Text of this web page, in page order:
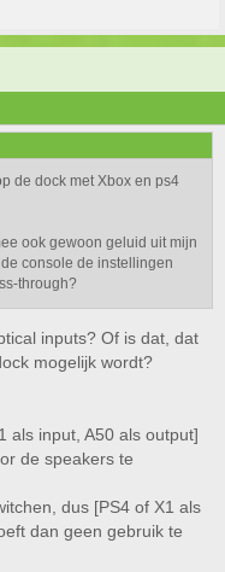
dit is slecht voor de
je het geluid niet via de
je ook gewoon de
als output. Zolang je
op de PS4, optical, hoef je
nu aantrekkelijk geprijst
met een microUSB kabel
en deze heeft geen
'standen' waar deze
zijn, wel goede standen
daar niet nodig.
het zo zie..
dolby-xbox-one
de dock met Xbox en ps4
ook gewoon geluid uit mijn
console de instellingen
through?
inputs? Of is dat, dat
mogelijk wordt?
als input, A50 als output]
de speakers te
dus [PS4 of X1 als
dan geen gebruik te